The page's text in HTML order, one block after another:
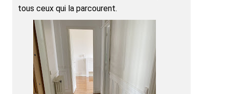
tous ceux qui la parcourent.